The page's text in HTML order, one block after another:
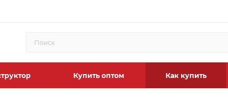
Купить оптом Как купить